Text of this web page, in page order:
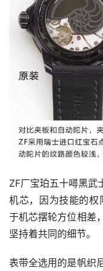
ZF厂宝珀五十噚黑武
机芯，因为技能的权
于机芯摆轮方位相差
坚持着共同的细节。
表带全选用的是帆织